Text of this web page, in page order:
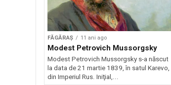
FĂGĂRAȘ 11 ani ago
Modest Petrovich Mussorgsky
Modest Petrovich Mussorgsky s-a născut
la data de 21 martie 1839, în satul Karevo,
din Imperiul Rus. Iniţial,...